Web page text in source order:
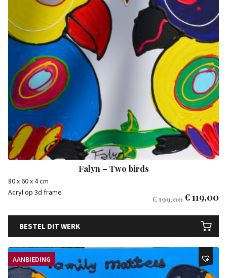
Falyn – Two birds
80 x 60 x 4 cm
Acryl op 3d frame
€199,00€119,00
BESTEL DIT WERK
AANBIEDING